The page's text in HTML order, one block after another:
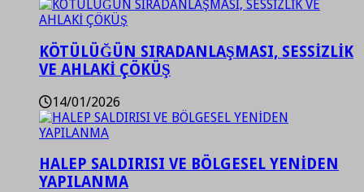
KÖTÜLÜĞÜN SIRADANLAŞMASI, SESSİZLİK
VE AHLAKİ ÇÖKÜŞ
14/01/2026
HALEP SALDIRISI VE BÖLGESEL YENİDEN
YAPILANMA